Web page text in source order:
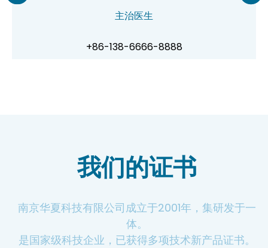
主治医生
+86-138-6666-8888
我们的证书
南京华夏科技有限公司成立于2001年，集研发于一
体。
是国家级科技企业，已获得多项技术新产品证书。